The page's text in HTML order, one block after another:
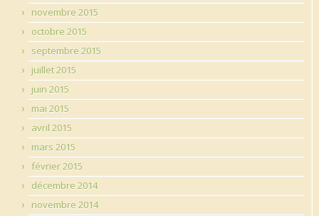
novembre 2015
octobre 2015
septembre 2015
juillet 2015
juin 2015
mai 2015
avril 2015
mars 2015
février 2015
décembre 2014
novembre 2014